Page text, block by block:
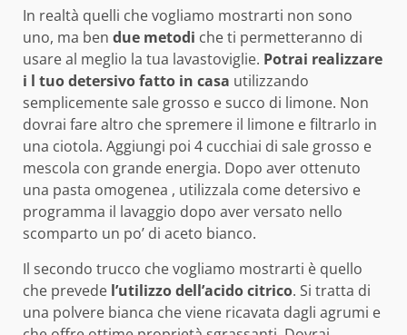
In realtà quelli che vogliamo mostrarti non sono
uno, ma ben due metodi che ti permetteranno di
usare al meglio la tua lavastoviglie. Potrai realizzare
i l tuo detersivo fatto in casa utilizzando
semplicemente sale grosso e succo di limone. Non
dovrai fare altro che spremere il limone e filtrarlo in
una ciotola. Aggiungi poi 4 cucchiai di sale grosso e
mescola con grande energia. Dopo aver ottenuto
una pasta omogenea , utilizzala come detersivo e
programma il lavaggio dopo aver versato nello
scomparto un po’ di aceto bianco.
Il secondo trucco che vogliamo mostrarti è quello
che prevede l’utilizzo dell’acido citrico. Si tratta di
una polvere bianca che viene ricavata dagli agrumi e